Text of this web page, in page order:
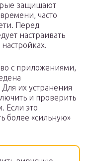
защищают
часто
Перед
настраивать
с приложениями,
их устранения
и проверить
Если это
более «сильную»